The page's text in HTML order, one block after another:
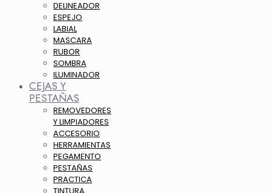
DELINEADOR
ESPEJO
LABIAL
MASCARA
RUBOR
SOMBRA
ILUMINADOR
CEJAS Y
PESTAÑAS
REMOVEDORES
Y LIMPIADORES
ACCESORIO
HERRAMIENTAS
PEGAMENTO
PESTAÑAS
PRACTICA
TINTURA